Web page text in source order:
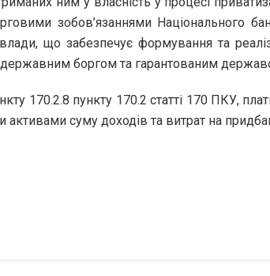
зобов’язаннями Національного
що забезпечує формування та
боргом та гарантованим
170.2.8 пункту 170.2 статті 170 ПКУ,
активами суму доходів та витрат на